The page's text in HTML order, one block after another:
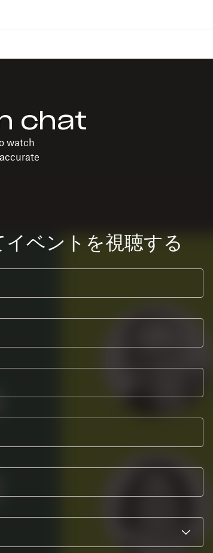
chat
watch
ベントを視聴する